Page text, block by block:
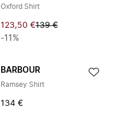
Oxford Shirt
123,50 €139 €
-11%
BARBOUR
Ramsey Shirt
134 €